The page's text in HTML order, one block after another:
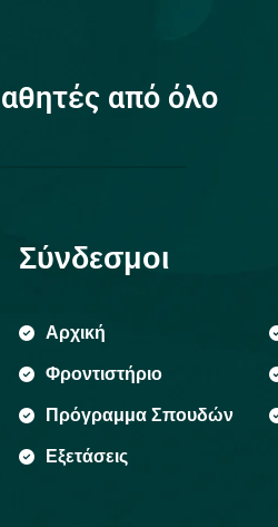
από όλο
Σύνδεσμοι
Αρχική
Φροντιστήριο
Πρόγραμμα Σπουδών
Εξετάσεις